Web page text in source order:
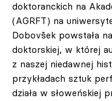
doktoranckich na
(AGRFT) na
Dobovšek powstała
doktorskiej, w której
z naszej niedawnej
przykładach sztuk
działa w słoweńskiej